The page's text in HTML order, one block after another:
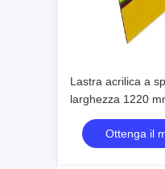
Lastra acrilica a
larghezza 1220
tagliata su misura
esposizioneOttenga il